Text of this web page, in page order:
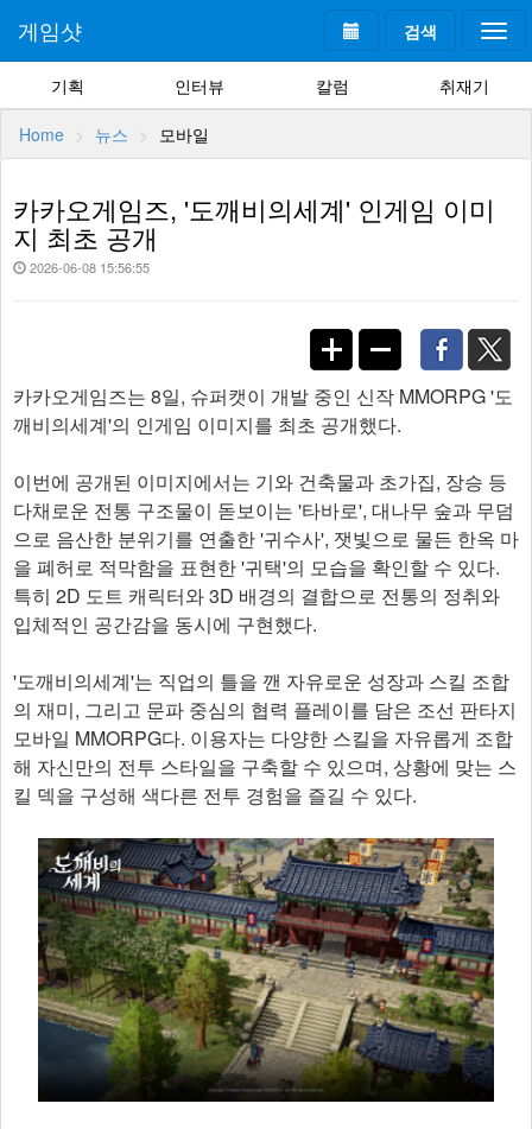
검색
게임샷
기획 인터뷰 칼럼 취재기
Home 뉴스 모바일
카카오게임즈, '도깨비의세계' 인게임 이미
지 최초 공개
2026-06-08 15:56:55
카카오게임즈는 8일, 슈퍼캣이 개발 중인 신작 MMORPG '도
깨비의세계'의 인게임 이미지를 최초 공개했다.
이번에 공개된 이미지에서는 기와 건축물과 초가집, 장승 등
다채로운 전통 구조물이 돋보이는 '타바로', 대나무 숲과 무덤
으로 음산한 분위기를 연출한 '귀수사', 잿빛으로 물든 한옥 마
을 폐허로 적막함을 표현한 '귀택'의 모습을 확인할 수 있다.
특히 2D 도트 캐릭터와 3D 배경의 결합으로 전통의 정취와
입체적인 공간감을 동시에 구현했다.
'도깨비의세계'는 직업의 틀을 깬 자유로운 성장과 스킬 조합
의 재미, 그리고 문파 중심의 협력 플레이를 담은 조선 판타지
모바일 MMORPG다. 이용자는 다양한 스킬을 자유롭게 조합
해 자신만의 전투 스타일을 구축할 수 있으며, 상황에 맞는 스
킬 덱을 구성해 색다른 전투 경험을 즐길 수 있다.